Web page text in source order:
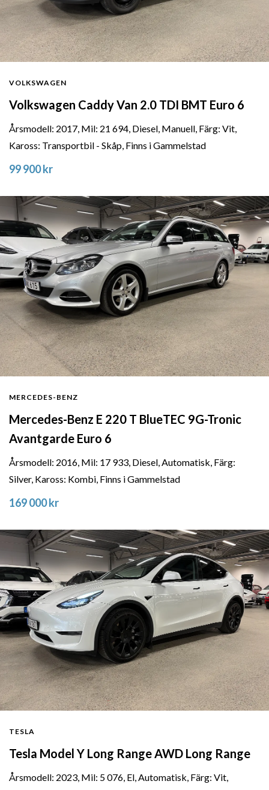
VOLKSWAGEN
Volkswagen Caddy Van 2.0 TDI BMT Euro 6
Årsmodell: 2017, Mil: 21 694, Diesel, Manuell, Färg: Vit,
Kaross: Transportbil - Skåp, Finns i Gammelstad
99 900 kr
MERCEDES-BENZ
Mercedes-Benz E 220 T BlueTEC 9G-Tronic
Avantgarde Euro 6
Årsmodell: 2016, Mil: 17 933, Diesel, Automatisk, Färg:
Silver, Kaross: Kombi, Finns i Gammelstad
169 000 kr
TESLA
Tesla Model Y Long Range AWD Long Range
Årsmodell: 2023, Mil: 5 076, El, Automatisk, Färg: Vit,